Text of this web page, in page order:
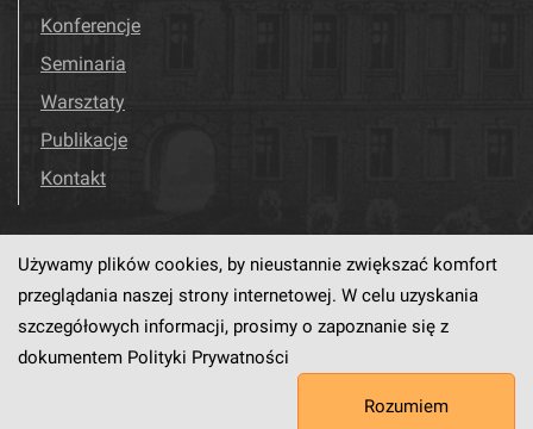
Konferencje
Seminaria
Warsztaty
Publikacje
Kontakt
Odwiedź nas! Facebook
Używamy plików cookies, by nieustannie zwiększać komfort
przeglądania naszej strony internetowej. W celu uzyskania
szczegółowych informacji, prosimy o zapoznanie się z
dokumentem Polityki Prywatności
Rozumiem